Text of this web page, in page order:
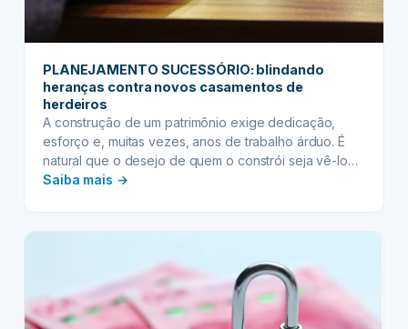
PLANEJAMENTO SUCESSÓRIO: blindando
heranças contra novos casamentos de
herdeiros
A construção de um patrimônio exige dedicação,
esforço e, muitas vezes, anos de trabalho árduo. É
natural que o desejo de quem o constrói seja vê-lo
preservado e transmitido às próximas gerações de
Saiba mais →:
heranças
contra
novos
casamentos